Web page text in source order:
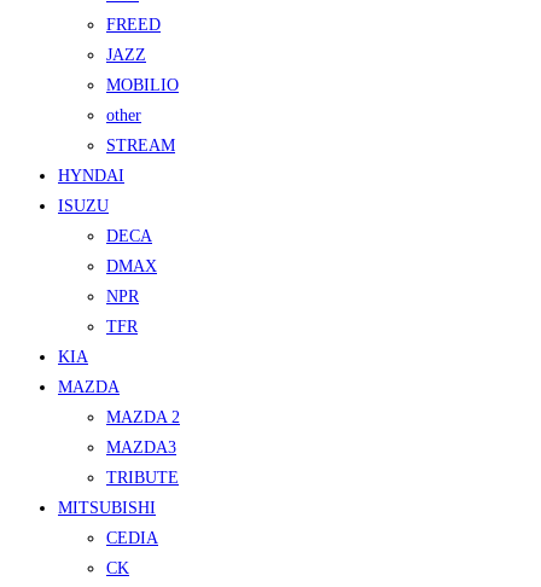
FREED
JAZZ
MOBILIO
other
STREAM
HYNDAI
ISUZU
DECA
DMAX
NPR
TFR
KIA
MAZDA
MAZDA 2
MAZDA3
TRIBUTE
MITSUBISHI
CEDIA
CK